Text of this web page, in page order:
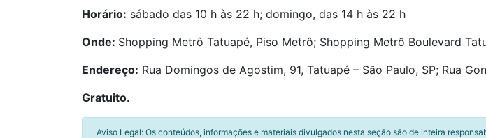
Horário: sábado das 10 h às 22 h; domingo, das 14 h às 22 h
Onde: Shopping Metrô Tatuapé, Piso Metrô; Shopping Metrô Boulevard
Endereço: Rua Domingos de Agostim, 91, Tatuapé – São Paulo, SP; Rua
Gratuito.
Aviso Legal: Os conteúdos, informações e materiais divulgados nesta seção são de inteira